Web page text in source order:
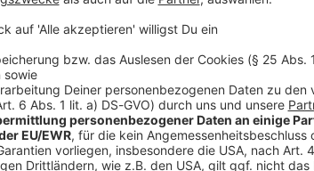
die meisten Menschen kein Bad in ihrer
zusammen. „Aha! History“ erzählt
Immer
Datenschutzerklaerung-WELT-